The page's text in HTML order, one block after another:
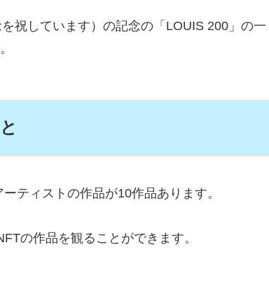
祝しています）の記念の「LOUIS 200」の一
ティストの作品が10作品あります。
の作品を観ることができます。